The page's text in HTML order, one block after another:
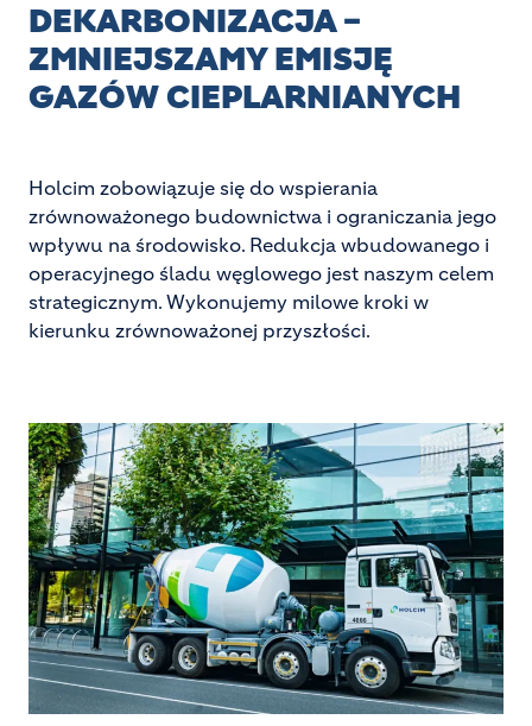
DEKARBONIZACJA –
ZMNIEJSZAMY EMISJĘ
GAZÓW CIEPLARNIANYCH
Holcim zobowiązuje się do wspierania
zrównoważonego budownictwa i ograniczania jego
wpływu na środowisko. Redukcja wbudowanego i
operacyjnego śladu węglowego jest naszym celem
strategicznym. Wykonujemy milowe kroki w
kierunku zrównoważonej przyszłości.
Image